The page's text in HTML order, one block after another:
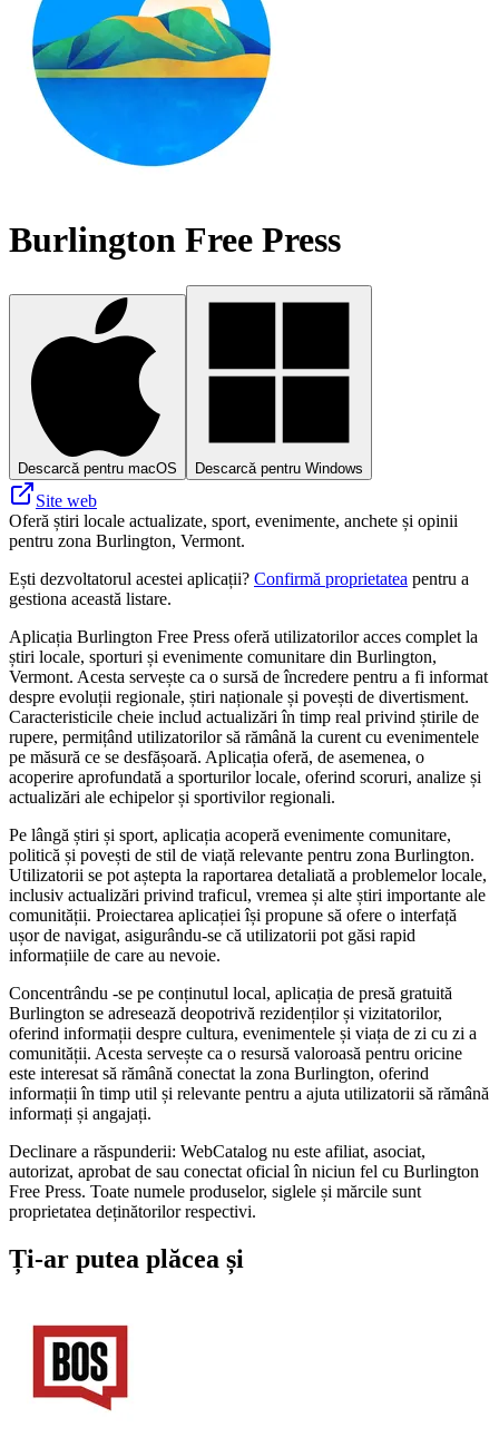
Burlington Free Press
Descarcă pentru macOS Descarcă pentru Windows
Site web
Oferă știri locale actualizate, sport, evenimente, anchete și opinii
pentru zona Burlington, Vermont.
Ești dezvoltatorul acestei aplicații? Confirmă proprietatea pentru a
gestiona această listare.
Aplicația Burlington Free Press oferă utilizatorilor acces complet la
știri locale, sporturi și evenimente comunitare din Burlington,
Vermont. Acesta servește ca o sursă de încredere pentru a fi informat
despre evoluții regionale, știri naționale și povești de divertisment.
Caracteristicile cheie includ actualizări în timp real privind știrile de
rupere, permițând utilizatorilor să rămână la curent cu evenimentele
pe măsură ce se desfășoară. Aplicația oferă, de asemenea, o
acoperire aprofundată a sporturilor locale, oferind scoruri, analize și
actualizări ale echipelor și sportivilor regionali.
Pe lângă știri și sport, aplicația acoperă evenimente comunitare,
politică și povești de stil de viață relevante pentru zona Burlington.
Utilizatorii se pot aștepta la raportarea detaliată a problemelor locale,
inclusiv actualizări privind traficul, vremea și alte știri importante ale
comunității. Proiectarea aplicației își propune să ofere o interfață
ușor de navigat, asigurându-se că utilizatorii pot găsi rapid
informațiile de care au nevoie.
Concentrându -se pe conținutul local, aplicația de presă gratuită
Burlington se adresează deopotrivă rezidenților și vizitatorilor,
oferind informații despre cultura, evenimentele și viața de zi cu zi a
comunității. Acesta servește ca o resursă valoroasă pentru oricine
este interesat să rămână conectat la zona Burlington, oferind
informații în timp util și relevante pentru a ajuta utilizatorii să rămână
informați și angajați.
Declinare a răspunderii: WebCatalog nu este afiliat, asociat,
autorizat, aprobat de sau conectat oficial în niciun fel cu Burlington
Free Press. Toate numele produselor, siglele și mărcile sunt
proprietatea deținătorilor respectivi.
Ți-ar putea plăcea și